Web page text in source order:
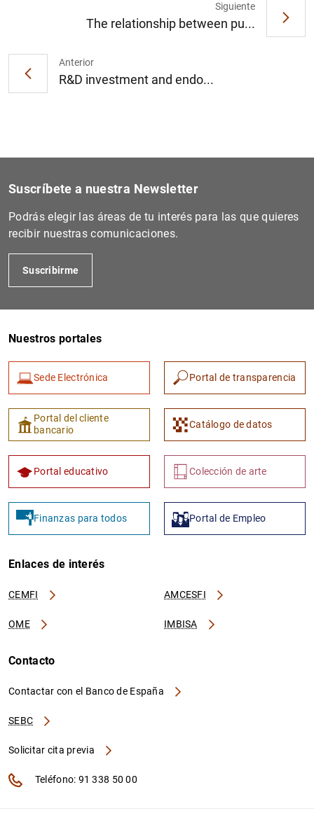
Anterior
R&D investment and endo...
Siguiente
The relationship between pu...
Suscríbete a nuestra Newsletter
Podrás elegir las áreas de tu interés para las que quieres
recibir nuestras comunicaciones.
Suscribirme
Nuestros portales
Sede Electrónica Portal de transparencia
Portal del cliente
bancario
Catálogo de datos
Portal educativo Colección de arte
Finanzas para todos Portal de Empleo
Enlaces de interés
CEMFI AMCESFI
OME IMBISA
Contacto
Contactar con el Banco de España
SEBC
Solicitar cita previa
Teléfono: 91 338 50 00